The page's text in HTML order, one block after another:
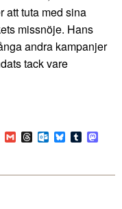
att tuta med sina
missnöje. Hans
andra kampanjer
tack vare
Copy
Link
GmailThreadsOutlook.com
BlueskyTumblr